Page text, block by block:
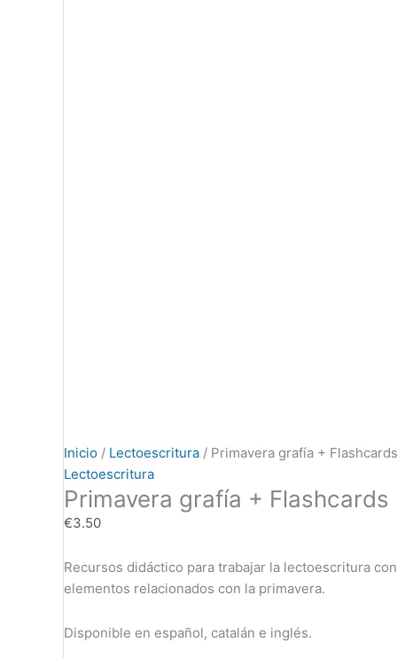
Inicio / Lectoescritura / Primavera grafía + Flashcards
Lectoescritura
Primavera grafía + Flashcards
€3.50
Recursos didáctico para trabajar la lectoescritura con
elementos relacionados con la primavera.
Disponible en español, catalán e inglés.